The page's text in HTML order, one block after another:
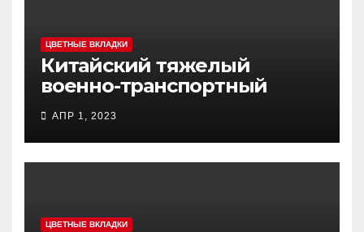
ЦВЕТНЫЕ ВКЛАДКИ
Китайский тяжелый
военно-транспортный
(«ЮНЬ-20») «Куньпин»
АПР 1, 2023
ЦВЕТНЫЕ ВКЛАДКИ